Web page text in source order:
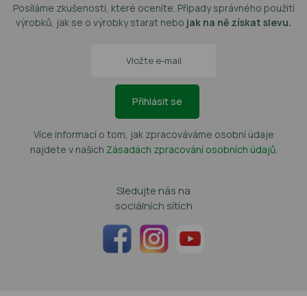
Posíláme zkušenosti, které oceníte. Případy správného použití
výrobků, jak se o výrobky starat nebo jak na ně získat slevu.
Přihlásit se
Více informací o tom, jak zpracováváme osobní údaje
najdete v našich Zásadách zpracování osobních údajů.
Sledujte nás na
sociálních sítích